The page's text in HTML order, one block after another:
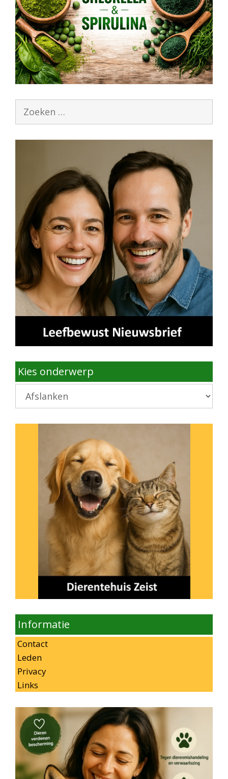
Zoek
Kies onderwerp
Kies
Informatie
Contact
Leden
Privacy
Links